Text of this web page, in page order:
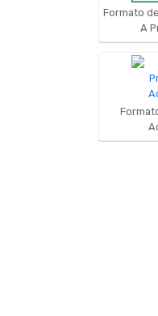
Formato
A